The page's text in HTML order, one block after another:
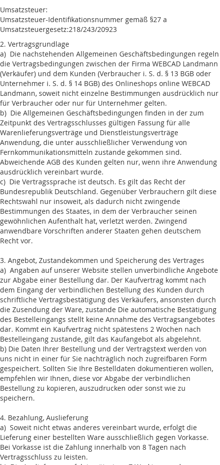
Umsatzsteuer:
Umsatzsteuer-Identifikationsnummer gemäß §27 a
Umsatzsteuergesetz:218/243/20923
2. Vertragsgrundlage
a) Die nachstehenden Allgemeinen Geschäftsbedingungen regeln
die Vertragsbedingungen zwischen der Firma WEBCAD Landmann
(Verkäufer) und dem Kunden (Verbraucher i. S. d. § 13 BGB oder
Unternehmer i. S. d. § 14 BGB) des Onlineshops online WEBCAD
Landmann, soweit nicht einzelne Bestimmungen ausdrücklich nur
für Verbraucher oder nur für Unternehmer gelten.
b) Die Allgemeinen Geschäftsbedingungen finden in der zum
Zeitpunkt des Vertragsschlusses gültigen Fassung für alle
Warenlieferungsverträge und Dienstleistungsverträge
Anwendung, die unter ausschließlicher Verwendung von
Fernkommunikationsmitteln zustande gekommen sind.
Abweichende AGB des Kunden gelten nur, wenn ihre Anwendung
ausdrücklich vereinbart wurde.
c) Die Vertragssprache ist deutsch. Es gilt das Recht der
Bundesrepublik Deutschland. Gegenüber Verbrauchern gilt diese
Rechtswahl nur insoweit, als dadurch nicht zwingende
Bestimmungen des Staates, in dem der Verbraucher seinen
gewöhnlichen Aufenthalt hat, verletzt werden. Zwingend
anwendbare Vorschriften anderer Staaten gehen deutschem
Recht vor.
3. Angebot, Zustandekommen und Speicherung des Vertrages
a) Angaben auf unserer Website stellen unverbindliche Angebote
zur Abgabe einer Bestellung dar. Der Kaufvertrag kommt nach
dem Eingang der verbindlichen Bestellung des Kunden durch
schriftliche Vertragsbestätigung des Verkäufers, ansonsten durch
die Zusendung der Ware, zustande Die automatische Bestätigung
des Bestelleingangs stellt keine Annahme des Vertragsangebotes
dar. Kommt ein Kaufvertrag nicht spätestens 2 Wochen nach
Bestelleingang zustande, gilt das Kaufangebot als abgelehnt.
b) Die Daten Ihrer Bestellung und der Vertragstext werden von
uns nicht in einer für Sie nachträglich noch zugreifbaren Form
gespeichert. Sollten Sie Ihre Bestelldaten dokumentieren wollen,
empfehlen wir Ihnen, diese vor Abgabe der verbindlichen
Bestellung zu kopieren, auszudrucken oder sonst wie zu
speichern.
4. Bezahlung, Auslieferung
a) Soweit nicht etwas anderes vereinbart wurde, erfolgt die
Lieferung einer bestellten Ware ausschließlich gegen Vorkasse.
Bei Vorkasse ist die Zahlung innerhalb von 8 Tagen nach
Vertragsschluss zu leisten.